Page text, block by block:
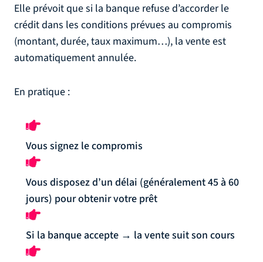
Elle prévoit que si la banque refuse d’accorder le
crédit dans les conditions prévues au compromis
(montant, durée, taux maximum…), la vente est
automatiquement annulée.
En pratique :
Vous signez le compromis
Vous disposez d’un délai (généralement 45 à 60
jours) pour obtenir votre prêt
Si la banque accepte → la vente suit son cours